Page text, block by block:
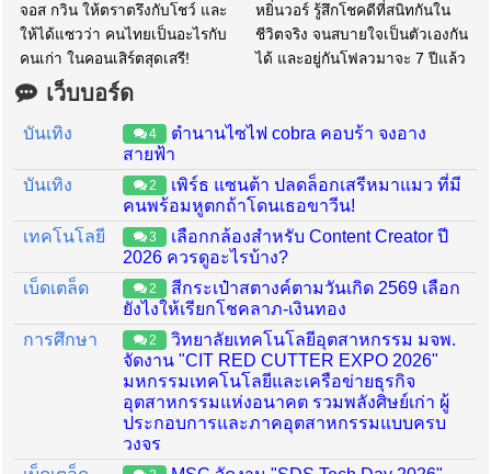
จอส กวิน ให้ตราตรึงกับโชว์ และ
ให้ได้แซวว่า คนไทยเป็นอะไรกับ
คนเก่า ในคอนเสิร์ตสุดเสรี!
หยิ่นวอร์ รู้สึกโชคดีที่สนิทกันใน
ชีวิตจริง จนสบายใจเป็นตัวเองกัน
ได้ และอยู่กันโฟลวมาจะ 7 ปีแล้ว
เว็บบอร์ด
บันเทิง 4
ตำนานไซไฟ cobra คอบร้า จงอาง
สายฟ้า
บันเทิง
2
เพิร์ธ แซนต้า ปลดล็อกเสรีหมาแมว ที่มี
คนพร้อมหูตกถ้าโดนเธอขาวีน!
เทคโนโลยี
3
เลือกกล้องสำหรับ Content Creator ปี
2026 ควรดูอะไรบ้าง?
เบ็ดเตล็ด
2
สีกระเป๋าสตางค์ตามวันเกิด 2569 เลือก
ยังไงให้เรียกโชคลาภ-เงินทอง
การศึกษา
2
วิทยาลัยเทคโนโลยีอุตสาหกรรม มจพ.
จัดงาน "CIT RED CUTTER EXPO 2026"
มหกรรมเทคโนโลยีและเครือข่ายธุรกิจ
อุตสาหกรรมแห่งอนาคต รวมพลังศิษย์เก่า ผู้
ประกอบการและภาคอุตสาหกรรมแบบครบ
วงจร